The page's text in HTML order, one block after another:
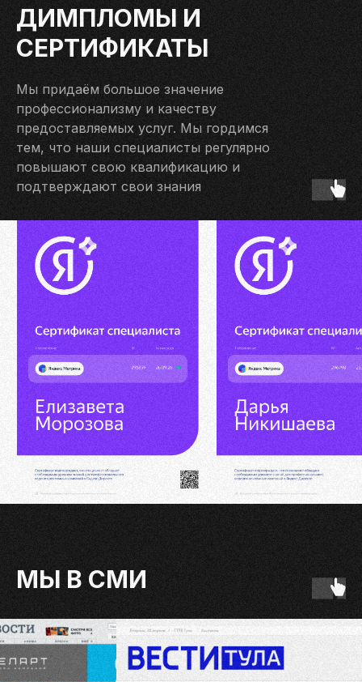
ДИМПЛОМЫ И
СЕРТИФИКАТЫ
Мы придаём большое значение
профессионализму и качеству
предоставляемых услуг. Мы гордимся
тем, что наши специалисты регулярно
повышают свою квалификацию и
подтверждают свои знания
МЫ В CМИ